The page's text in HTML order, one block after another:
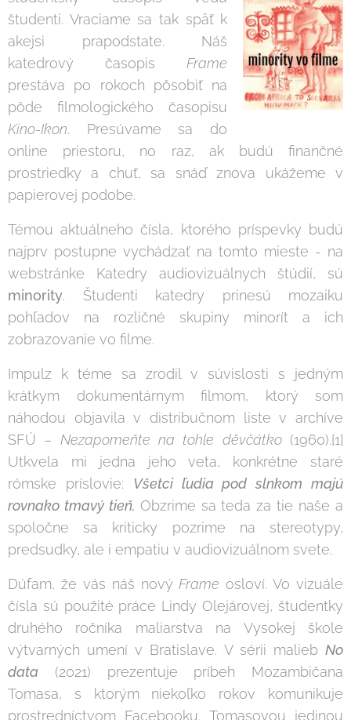
študenti. Vraciame sa tak späť k
akejsi prapodstate. Náš
katedrový časopisFrame
prestáva po rokoch pôsobiť na
pôde filmologického časopisu
Kino-Ikon. Presúvame sa do
online priestoru, no raz, ak budú finančné
prostriedky a chuť, sa snáď znova ukážeme v
papierovej podobe.
Témou aktuálneho čísla, ktorého príspevky budú
najprv postupne vychádzať na tomto mieste - na
webstránke Katedry audiovizuálnych štúdií, sú
minority. Študenti katedry prinesú mozaiku
pohľadov na rozličné skupiny minorít a ich
zobrazovanie vo filme.
Impulz k téme sa zrodil v súvislosti s jedným
krátkym dokumentárnym filmom, ktorý som
náhodou objavila v distribučnom liste v archíve
SFÚ – Nezapomeňte na tohle děvčátko(1960).[1]
Utkvela mi jedna jeho veta, konkrétne staré
rómske príslovie: Všetci ľudia pod slnkom majú
rovnako tmavý tieň. Obzrime sa teda za tie naše a
spoločne sa kriticky pozrime na stereotypy,
predsudky, ale i empatiu v audiovizuálnom svete.
Dúfam, že vás náš novýFrame osloví. Vo vizuále
čísla sú použité práce Lindy Olejárovej, študentky
druhého ročníka maliarstva na Vysokej škole
výtvarných umení v Bratislave. V sérii malieb No
data (2021) prezentuje príbeh Mozambičana
Tomasa, s ktorým niekoľko rokov komunikuje
prostredníctvom Facebooku. Tomasovou jedinou